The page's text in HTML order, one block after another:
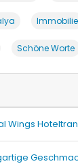
Immobilie
Schöne Worte
Wings